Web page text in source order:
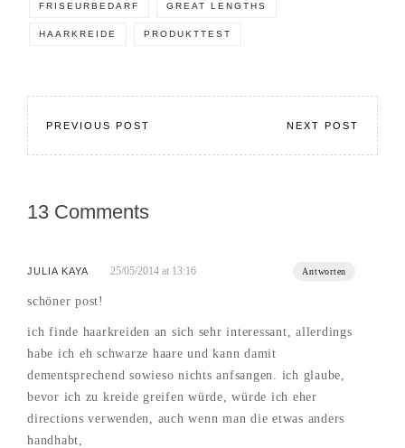
FRISEURBEDARF GREAT LENGTHS
HAARKREIDE PRODUKTTEST
PREVIOUS POST NEXT POST
13 Comments
JULIA KAYA 25/05/2014 at 13:16 Antworten
schöner post!
ich finde haarkreiden an sich sehr interessant, allerdings
habe ich eh schwarze haare und kann damit
dementsprechend sowieso nichts anfsangen. ich glaube,
bevor ich zu kreide greifen würde, würde ich eher
directions verwenden, auch wenn man die etwas anders
handhabt,